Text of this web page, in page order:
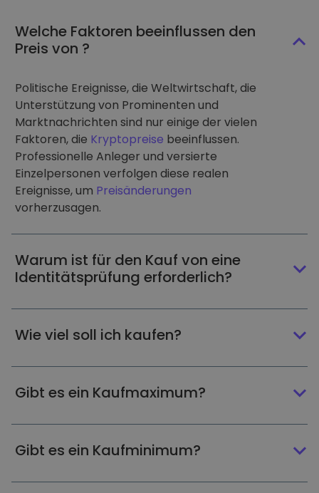
Welche Faktoren beeinflussen den
Preis von ?
Politische Ereignisse, die Weltwirtschaft, die
Unterstützung von Prominenten und
Marktnachrichten sind nur einige der vielen
Faktoren, die Kryptopreise beeinflussen.
Professionelle Anleger und versierte
Einzelpersonen verfolgen diese realen
Ereignisse, um Preisänderungen
vorherzusagen.
Warum ist für den Kauf von eine
Identitätsprüfung erforderlich?
Wie viel soll ich kaufen?
Gibt es ein Kaufmaximum?
Gibt es ein Kaufminimum?